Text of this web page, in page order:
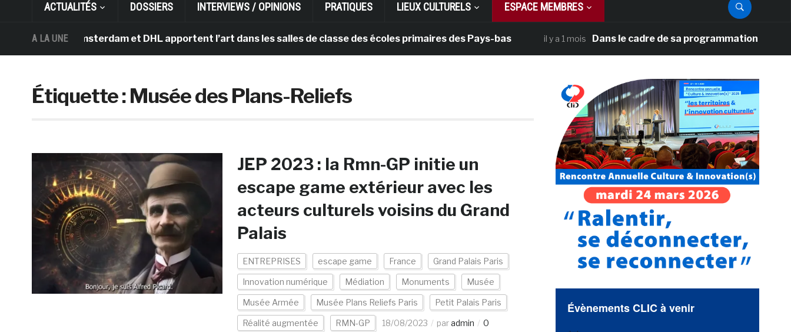
ACTUALITÉS DOSSIERS INTERVIEWS / OPINIONS PRATIQUES LIEUX CULTURELS ESPACE MEMBRES
A LA UNE
Gogh d’Amsterdam et DHL apportent l’art dans les salles de classe des écoles primaires des Pays-bas il y a 1 mois Dans le cadre de sa programmation américaine,
Étiquette :Musée des Plans-Reliefs
JEP 2023 : la Rmn-GP initie un
escape game extérieur avec les
acteurs culturels voisins du Grand
Palais
ENTREPRISES escape game France Grand Palais Paris
Innovation numérique Médiation Monuments Musée
Musée Armée Musée Plans Reliefs Paris Petit Palais Paris
Réalité augmentée RMN-GP 18/08/2023 paradmin
0
Évènements CLIC à venir